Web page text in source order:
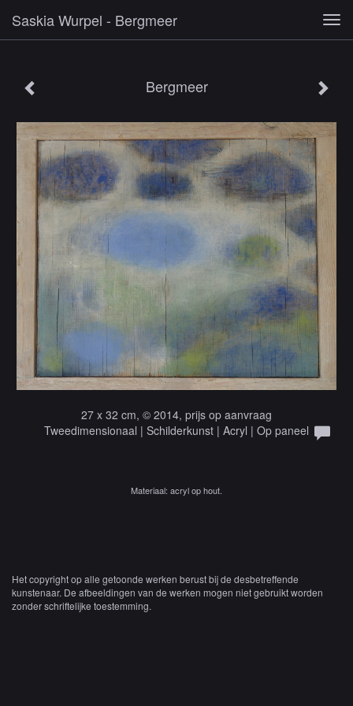
Saskia Wurpel - Bergmeer
Bergmeer
27 x 32 cm, © 2014, prijs op aanvraag
Tweedimensionaal | Schilderkunst | Acryl | Op paneel
Materiaal: acryl op hout.
Het copyright op alle getoonde werken berust bij de desbetreffende
kunstenaar. De afbeeldingen van de werken mogen niet gebruikt worden
zonder schriftelijke toestemming.